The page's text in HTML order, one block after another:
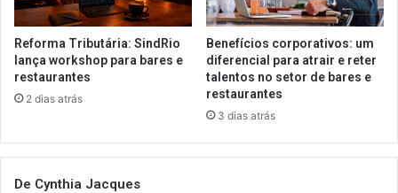
Reforma Tributária: SindRio
lança workshop para bares e
restaurantes
2 dias atrás
Benefícios corporativos: um
diferencial para atrair e reter
talentos no setor de bares e
restaurantes
3 dias atrás
De Cynthia Jacques